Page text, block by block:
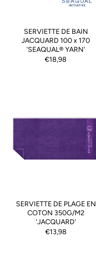
SERVIETTE DE BAIN
JACQUARD 100 x 170
'SEAQUAL® YARN'
€18,98
SERVIETTE DE PLAGE EN
COTON 350G/M2
'JACQUARD'
€13,98